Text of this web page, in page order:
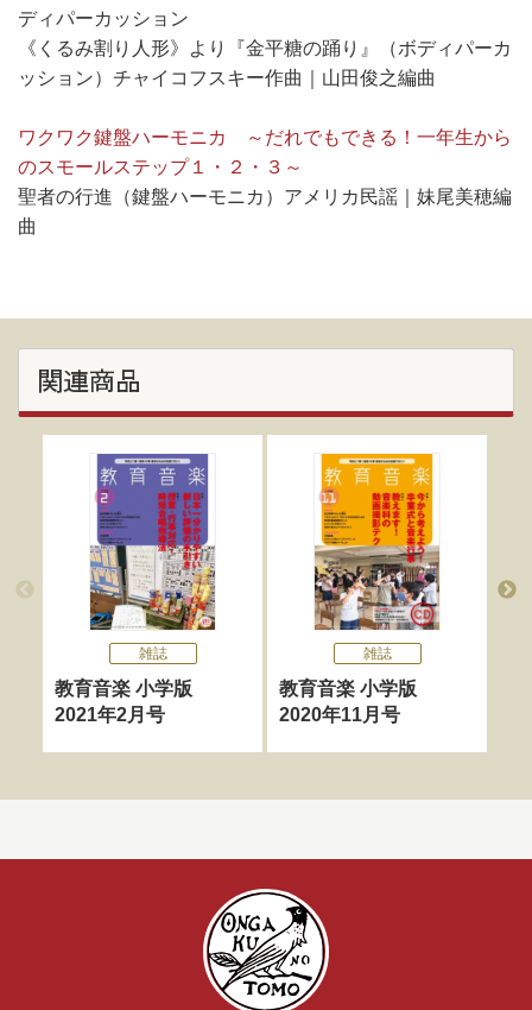
ディパーカッション
《くるみ割り人形》より『金平糖の踊り』（ボディパーカ
ッション）チャイコフスキー作曲｜山田俊之編曲
ワクワク鍵盤ハーモニカ ～だれでもできる！一年生から
のスモールステップ１・２・３～
聖者の行進（鍵盤ハーモニカ）アメリカ民謡｜妹尾美穂編
曲
関連商品
雑誌
教育音楽 小学版
2021年2月号
雑誌
教育音楽 小学版
2020年11月号